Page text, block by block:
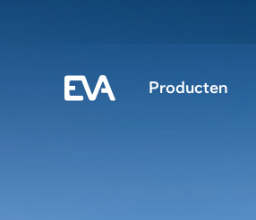
Producten